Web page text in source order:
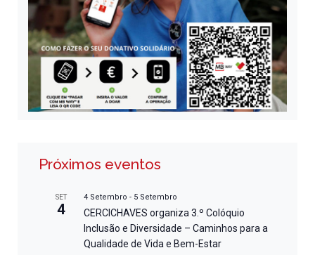
Próximos eventos
SET
4
4 Setembro - 5 Setembro
CERCICHAVES organiza 3.º Colóquio
Inclusão e Diversidade – Caminhos para a
Qualidade de Vida e Bem-Estar